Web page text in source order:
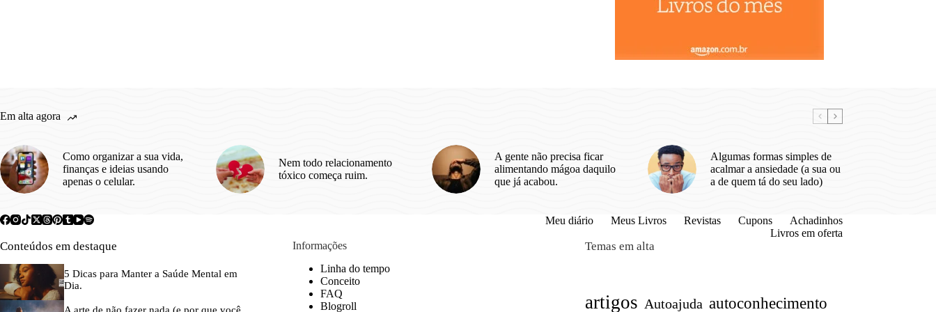
Em alta agora
Como organizar a sua vida,
finanças e ideias usando
apenas o celular.
Nem todo relacionamento
tóxico começa ruim.
A gente não precisa ficar
alimentando mágoa daquilo
que já acabou.
Algumas formas simples de
acalmar a ansiedade (a sua ou
a de quem tá do seu lado)
Meu diário Meus Livros Revistas Cupons
Achadinhos
Livros em oferta
Conteúdos em destaque
5 Dicas para Manter a Saúde Mental em
Dia.
A arte de não fazer nada (e por que você
Informações
Linha do tempo
Conceito
FAQ
Blogroll
Temas em alta
artigos Autoajuda autoconhecimento